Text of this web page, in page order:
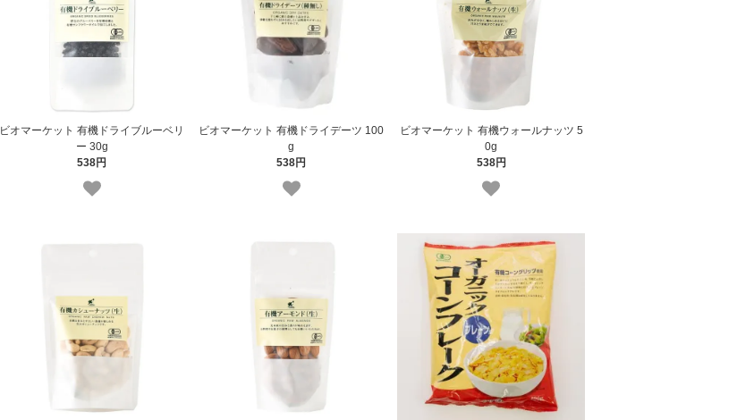
ビオマーケット 有機ドライブルーベリ
ー 30g
538円
ビオマーケット 有機ドライデーツ 100
g
538円
ビオマーケット 有機ウォールナッツ 5
0g
538円